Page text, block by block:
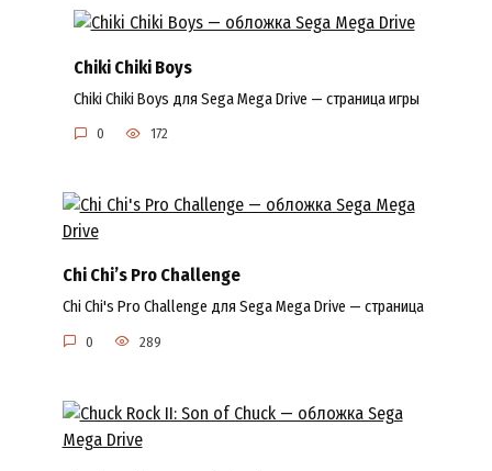
Chiki Chiki Boys
Chiki Chiki Boys для Sega Mega Drive — страница игры
0 172
Chi Chi’s Pro Challenge
Chi Chi's Pro Challenge для Sega Mega Drive — страница
0 289